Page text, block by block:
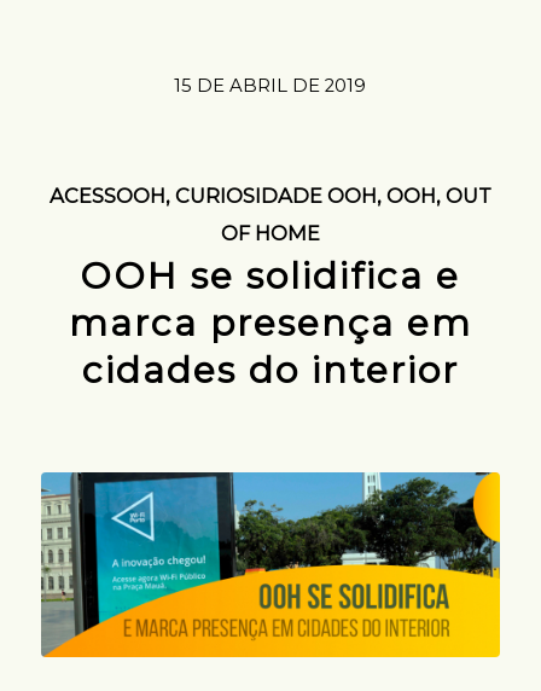
15 DE ABRIL DE 2019
ACESSOOH, CURIOSIDADE OOH, OOH, OUT
OF HOME
OOH se solidifica e
marca presença em
cidades do interior